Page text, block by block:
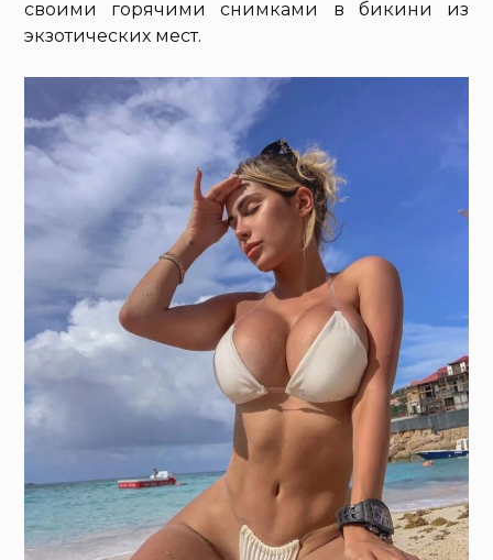
своими горячими снимками в бикини из
экзотических мест.